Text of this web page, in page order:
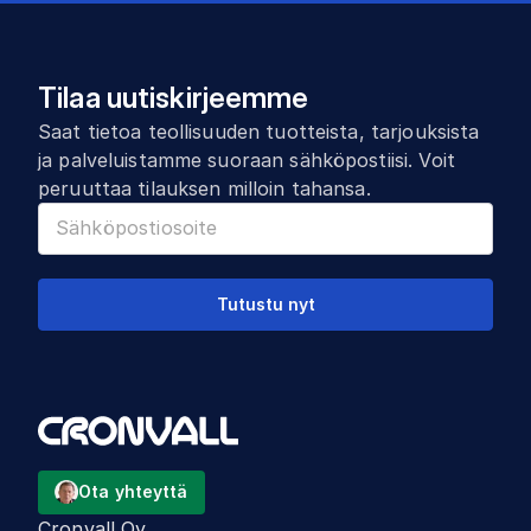
Tilaa uutiskirjeemme
Saat tietoa teollisuuden tuotteista, tarjouksista
ja palveluistamme suoraan sähköpostiisi. Voit
peruuttaa tilauksen milloin tahansa.
Tutustu nyt
Ota yhteyttä